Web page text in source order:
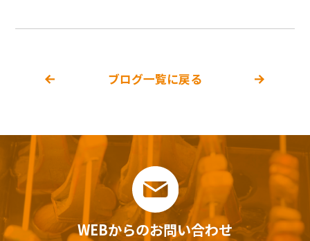
ブログ一覧に戻る
WEBからのお問い合わせ